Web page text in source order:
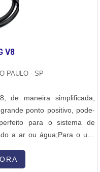
clientes.É importante
adquirido com empresas
de cuidado ajuda a garantir
que não cumprem com
é possível poupar gastos
quando pensamos
e serviços de qualidade.
formação e experiência
experiência na área de
Sala de treinamento com
última geração.GARANTIA
V8
PAULO - SP
de maneira simplificada,
ponto positivo, pode-
para o sistema de
a ar ou água;Para o uso
a alça aperfeiçoada